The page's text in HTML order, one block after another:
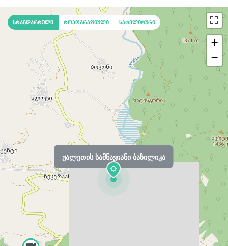
ჟალეთის სამნავიანი ბაზილიკა
+
−
სტანდარტული ტოპოგრაფიული სატელიტური